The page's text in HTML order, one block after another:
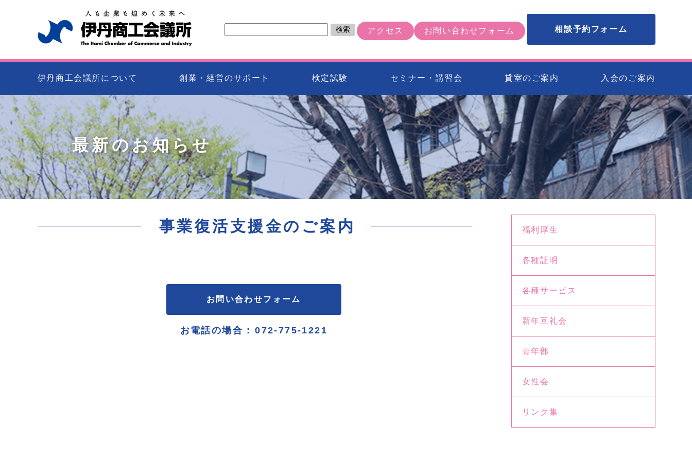
検索 アクセス お問い合わせフォーム 相談予約フォーム
伊丹商工会議所について 創業・経営のサポート 検定試験 セミナー・講習会 貸室のご案内 入会のご案内
最新のお知らせ
事業復活支援金のご案内
お問い合わせフォーム
お電話の場合 :072-775-1221
福利厚生
各種証明
各種サービス
新年互礼会
青年部
女性会
リンク集